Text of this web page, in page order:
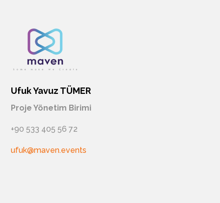
Ufuk Yavuz TÜMER
Proje Yönetim Birimi
+90 533 405 56 72
ufuk@maven.events